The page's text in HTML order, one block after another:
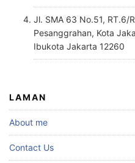
Jl. SMA 63 No.51, RT.6/
Pesanggrahan, Kota
Ibukota Jakarta 12260
LAMAN
About me
Contact Us